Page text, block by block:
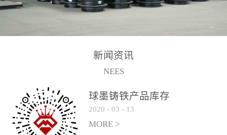
新闻资讯
NEES
球墨铸铁产品库存
2020 - 03 - 13
MORE >